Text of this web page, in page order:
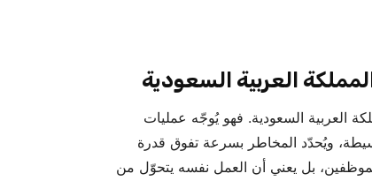
العربية السعودية
العربية السعودية. فهو يُوجّه عمليات
ويُحدّد المخاطر بسرعة تفوق قدرة
بل يعني أن العمل نفسه يتحوّل من